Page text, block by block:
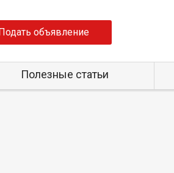
объявление
Полезные статьи